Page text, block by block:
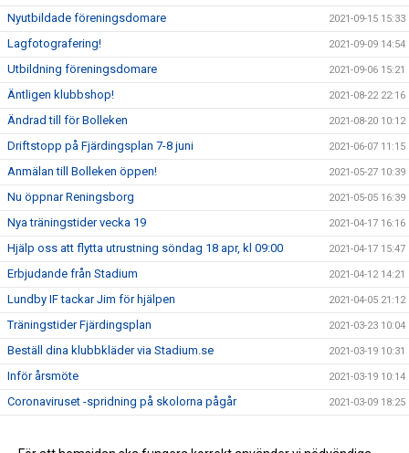
Nyutbildade föreningsdomare 2021-09-15 15:33
Lagfotografering! 2021-09-09 14:54
Utbildning föreningsdomare 2021-09-06 15:21
Äntligen klubbshop! 2021-08-22 22:16
Ändrad till för Bolleken 2021-08-20 10:12
Driftstopp på Fjärdingsplan 7-8 juni 2021-06-07 11:15
Anmälan till Bolleken öppen! 2021-05-27 10:39
Nu öppnar Reningsborg 2021-05-05 16:39
Nya träningstider vecka 19 2021-04-17 16:16
Hjälp oss att flytta utrustning söndag 18 apr, kl 09:00 2021-04-17 15:47
Erbjudande från Stadium 2021-04-12 14:21
Lundby IF tackar Jim för hjälpen 2021-04-05 21:12
Träningstider Fjärdingsplan 2021-03-23 10:04
Beställ dina klubbkläder via Stadium.se 2021-03-19 10:31
Inför årsmöte 2021-03-19 10:14
Coronaviruset -spridning på skolorna pågår 2021-03-09 18:25